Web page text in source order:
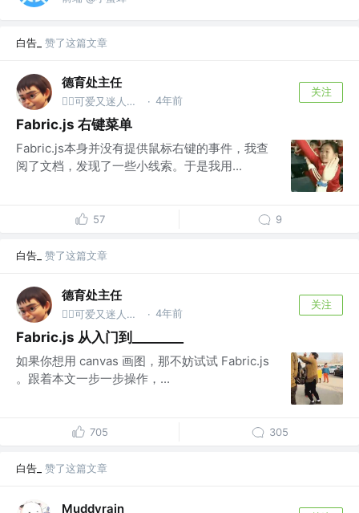
白告_ 赞了这篇文章
德育处主任
👮‍♂️可爱又迷人的反派保安 @德育处 · 4年前
关注
Fabric.js 右键菜单
Fabric.js本身并没有提供鼠标右键的事件，我查
阅了文档，发现了一些小线索。于是我用...
57 9
白告_ 赞了这篇文章
德育处主任
👮‍♂️可爱又迷人的反派保安 @德育处 · 4年前
关注
Fabric.js 从入门到________
如果你想用 canvas 画图，那不妨试试 Fabric.js
。跟着本文一步一步操作，...
705 305
白告_ 赞了这篇文章
Muddyrain